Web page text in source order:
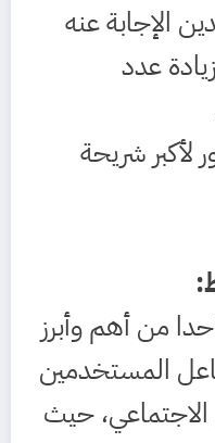
الإجابة عنه
عدد
لأكبر شريحة
:
من أهم وأبرز
المستخدمين
حيث